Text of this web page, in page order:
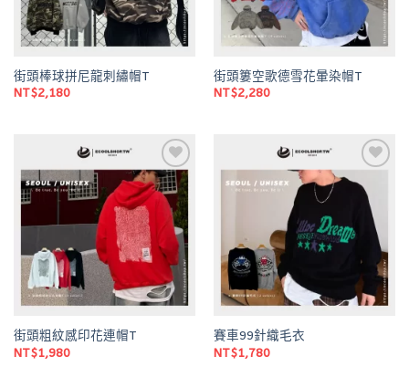
街頭棒球拼尼龍刺繡帽T
NT$2,180
街頭簍空歌德雪花暈染帽T
NT$2,280
Add to
wishlist
街頭粗紋感印花連帽T
NT$1,980
Add to
wishlist
賽車99針織毛衣
NT$1,780